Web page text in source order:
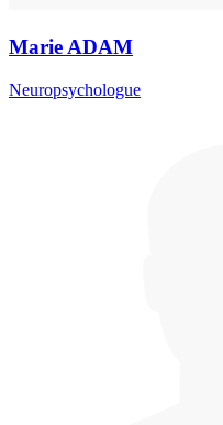
Marie ADAM
Neuropsychologue